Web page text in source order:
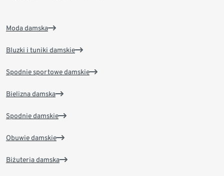
Moda damska
Bluzki i tuniki damskie
Spodnie sportowe damskie
Bielizna damska
Spodnie damskie
Obuwie damskie
Biżuteria damska